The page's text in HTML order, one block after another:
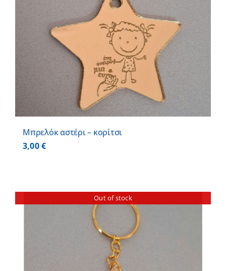
Μπρελόκ αστέρι – κορίτσι
3,00€
Out of stock